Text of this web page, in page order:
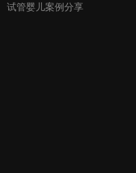
试管婴儿案例分享